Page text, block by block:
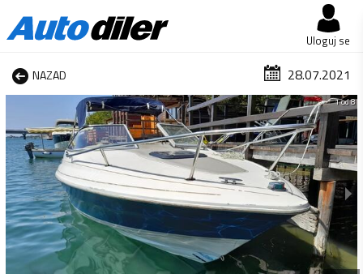
Uloguj se
NAZAD 28.07.2021
1 od 8